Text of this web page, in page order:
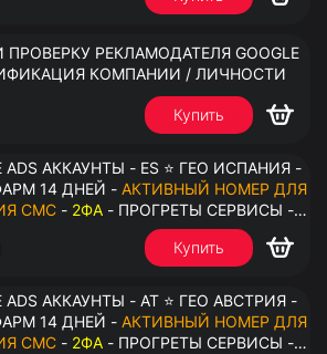
ПРОВЕРКУ РЕКЛАМОДАТЕЛЯ GOOGLE
КОМПАНИИ / ЛИЧНОСТИ
Купить
АККАУНТЫ - ES ⭐ ГЕО ИСПАНИЯ -
14 ДНЕЙ - АКТИВНЫЙ НОМЕР ДЛЯ
СМС - 2ФА - ПРОГРЕТЫ СЕРВИСЫ -
Купить
АККАУНТЫ - AT ⭐ ГЕО АВСТРИЯ -
14 ДНЕЙ - АКТИВНЫЙ НОМЕР ДЛЯ
СМС - 2ФА - ПРОГРЕТЫ СЕРВИСЫ -